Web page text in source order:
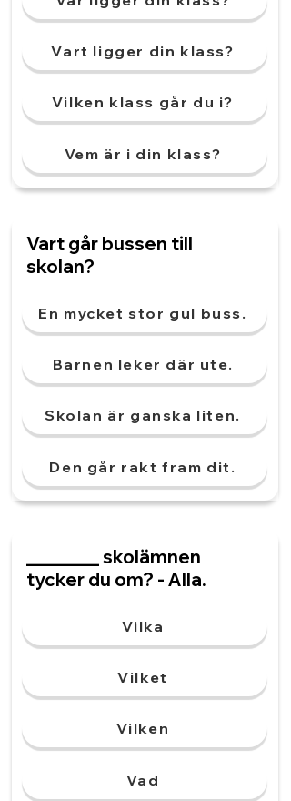
Vart ligger din klass?
Vilken klass går du i?
Vem är i din klass?
Vart går bussen till
skolan?
En mycket stor gul buss.
Barnen leker där ute.
Skolan är ganska liten.
Den går rakt fram dit.
________ skolämnen
tycker du om? - Alla.
Vilka
Vilket
Vilken
Vad